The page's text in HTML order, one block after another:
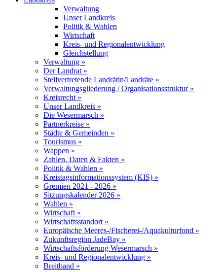
Verwaltung
Unser Landkreis
Politik & Wahlen
Wirtschaft
Kreis- und Regionalentwicklung
Gleichstellung
Verwaltung »
Der Landrat »
Stellvertretende Landrätin/Landräte »
Verwaltungsgliederung / Organisationsstruktur »
Kreisrecht »
Unser Landkreis »
Die Wesermarsch »
Partnerkreise »
Städte & Gemeinden »
Tourismus »
Wappen »
Zahlen, Daten & Fakten »
Politik & Wahlen »
Kreistagsinformationssystem (KIS) »
Gremien 2021 - 2026 »
Sitzungskalender 2026 »
Wahlen »
Wirtschaft »
Wirtschaftsstandort »
Europäische Meeres-/Fischerei-/Aquakulturfond »
Zukunftsregion JadeBay »
Wirtschaftsförderung Wesermarsch »
Kreis- und Regionalentwicklung »
Breitband »